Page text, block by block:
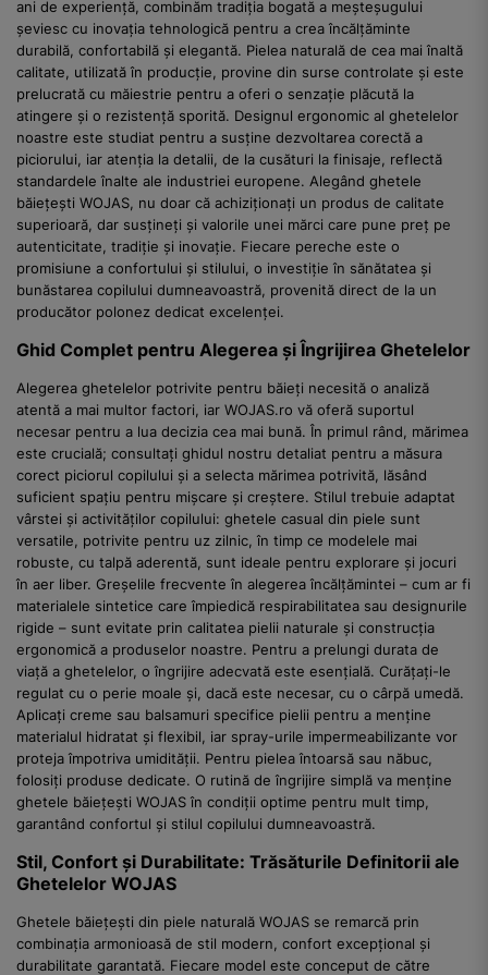
ani de experiență, combinăm tradiția bogată a meșteșugului
șeviesc cu inovația tehnologică pentru a crea încălțăminte
durabilă, confortabilă și elegantă. Pielea naturală de cea mai înaltă
calitate, utilizată în producție, provine din surse controlate și este
prelucrată cu măiestrie pentru a oferi o senzație plăcută la
atingere și o rezistență sporită. Designul ergonomic al ghetelelor
noastre este studiat pentru a susține dezvoltarea corectă a
piciorului, iar atenția la detalii, de la cusături la finisaje, reflectă
standardele înalte ale industriei europene. Alegând ghetele
băiețești WOJAS, nu doar că achiziționați un produs de calitate
superioară, dar susțineți și valorile unei mărci care pune preț pe
autenticitate, tradiție și inovație. Fiecare pereche este o
promisiune a confortului și stilului, o investiție în sănătatea și
bunăstarea copilului dumneavoastră, provenită direct de la un
producător polonez dedicat excelenței.
Ghid Complet pentru Alegerea și Îngrijirea Ghetelelor
Alegerea ghetelelor potrivite pentru băieți necesită o analiză
atentă a mai multor factori, iar WOJAS.ro vă oferă suportul
necesar pentru a lua decizia cea mai bună. În primul rând, mărimea
este crucială; consultați ghidul nostru detaliat pentru a măsura
corect piciorul copilului și a selecta mărimea potrivită, lăsând
suficient spațiu pentru mișcare și creștere. Stilul trebuie adaptat
vârstei și activităților copilului: ghetele casual din piele sunt
versatile, potrivite pentru uz zilnic, în timp ce modelele mai
robuste, cu talpă aderentă, sunt ideale pentru explorare și jocuri
în aer liber. Greșelile frecvente în alegerea încălțămintei – cum ar fi
materialele sintetice care împiedică respirabilitatea sau designurile
rigide – sunt evitate prin calitatea pielii naturale și construcția
ergonomică a produselor noastre. Pentru a prelungi durata de
viață a ghetelelor, o îngrijire adecvată este esențială. Curățați-le
regulat cu o perie moale și, dacă este necesar, cu o cârpă umedă.
Aplicați creme sau balsamuri specifice pielii pentru a menține
materialul hidratat și flexibil, iar spray-urile impermeabilizante vor
proteja împotriva umidității. Pentru pielea întoarsă sau năbuc,
folosiți produse dedicate. O rutină de îngrijire simplă va menține
ghetele băiețești WOJAS în condiții optime pentru mult timp,
garantând confortul și stilul copilului dumneavoastră.
Stil, Confort și Durabilitate: Trăsăturile Definitorii ale
Ghetelelor WOJAS
Ghetele băiețești din piele naturală WOJAS se remarcă prin
combinația armonioasă de stil modern, confort excepțional și
durabilitate garantată. Fiecare model este conceput de către